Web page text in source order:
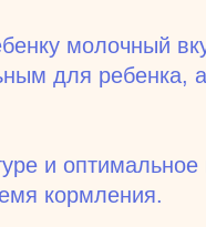
молочный
для ребенка,
и оптимальное
кормления.